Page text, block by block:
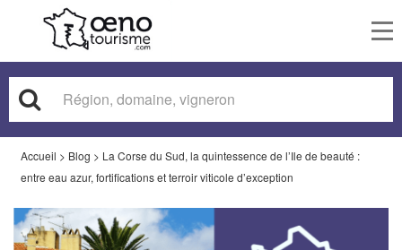
Accueil > Blog > La Corse du Sud, la quintessence de l’Ile de beauté :
entre eau azur, fortifications et terroir viticole d’exception